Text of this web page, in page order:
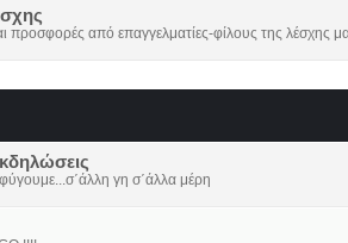
προσφορές από επαγγελματίες-φίλους της λέσχης
γη σ΄άλλα μέρη